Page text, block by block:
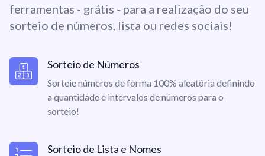
ferramentas - grátis - para a realização do seu
sorteio de números, lista ou redes sociais!
Sorteio de Números
Sorteie números de forma 100% aleatória definindo
a quantidade e intervalos de números para o
sorteio!
Sorteio de Lista e Nomes